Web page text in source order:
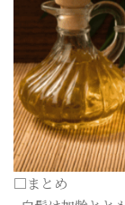
□まとめ